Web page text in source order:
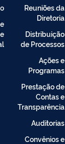
Reuniões da
Diretoria
Distribuição
de Processos
Ações e
Programas
Prestação de
Contas e
Transparência
Auditorias
Convênios e